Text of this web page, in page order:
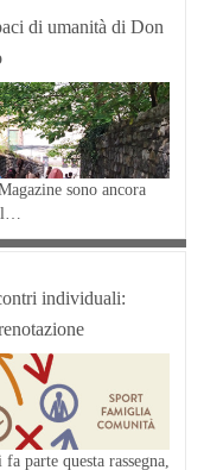
di umanità di Don
sono ancora
individuali:
parte questa rassegna,